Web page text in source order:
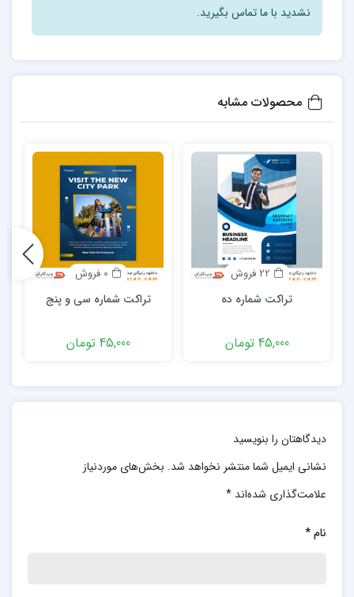
نشدید با ما تماس بگیرید.
محصولات مشابه
22 فروش
تراکت شماره ده
45,000 تومان
0 فروش
تراکت شماره سی و پنج
45,000 تومان
دیدگاهتان را بنویسید
نشانی ایمیل شما منتشر نخواهد شد. بخش‌های موردنیاز
علامت‌گذاری شده‌اند *
نام*